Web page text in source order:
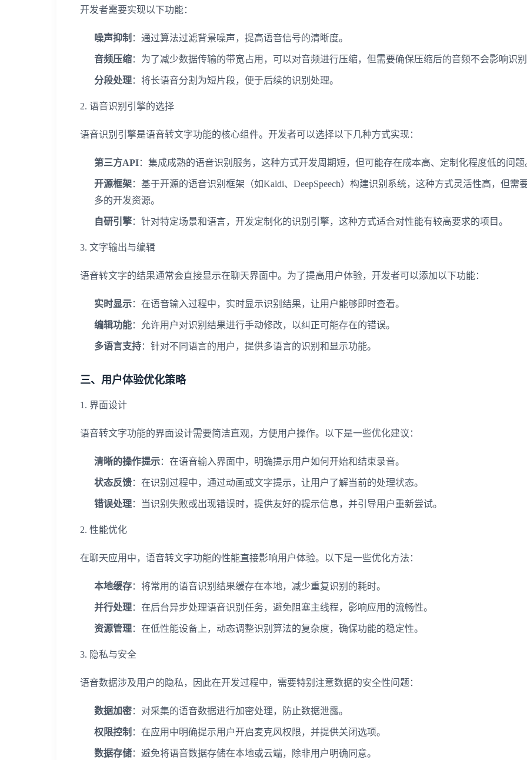
开发者需要实现以下功能：
噪声抑制 ：通过算法过滤背景噪声，提高语音信号的清晰度。
音频压缩：为了减少数据传输的带宽占用，可以对音频进行压缩，但需要确保压缩后的音频不会影响识
分段处理：将长语音分割为短片段，便于后续的识别处理。
2. 语音识别引擎的选择
语音识别引擎是语音转文字功能的核心组件。开发者可以选择以下几种方式实现：
第三方API：集成成熟的语音识别服务，这种方式开发周期短，但可能存在成本高、定制化程度低的问题
开源框架：基于开源的语音识别框架（如Kaldi、DeepSpeech）构建识别系统，这种方式灵活性高，但需
多的开发资源。
自研引擎：针对特定场景和语言，开发定制化的识别引擎，这种方式适合对性能有较高要求的项目。
3. 文字输出与编辑
语音转文字的结果通常会直接显示在聊天界面中。为了提高用户体验，开发者可以添加以下功能：
实时显示：在语音输入过程中，实时显示识别结果，让用户能够即时查看。
编辑功能：允许用户对识别结果进行手动修改，以纠正可能存在的错误。
多语言支持：针对不同语言的用户，提供多语言的识别和显示功能。
三、用户体验优化策略
1. 界面设计
语音转文字功能的界面设计需要简洁直观，方便用户操作。以下是一些优化建议：
清晰的操作提示：在语音输入界面中，明确提示用户如何开始和结束录音。
状态反馈：在识别过程中，通过动画或文字提示，让用户了解当前的处理状态。
错误处理：当识别失败或出现错误时，提供友好的提示信息，并引导用户重新尝试。
2. 性能优化
在聊天应用中，语音转文字功能的性能直接影响用户体验。以下是一些优化方法：
本地缓存：将常用的语音识别结果缓存在本地，减少重复识别的耗时。
并行处理：在后台异步处理语音识别任务，避免阻塞主线程，影响应用的流畅性。
资源管理：在低性能设备上，动态调整识别算法的复杂度，确保功能的稳定性。
3. 隐私与安全
语音数据涉及用户的隐私，因此在开发过程中，需要特别注意数据的安全性问题：
数据加密：对采集的语音数据进行加密处理，防止数据泄露。
权限控制 ：在应用中明确提示用户开启麦克风权限，并提供关闭选项。
数据存储：避免将语音数据存储在本地或云端，除非用户明确同意。
不了，谢谢
登录即时通讯云